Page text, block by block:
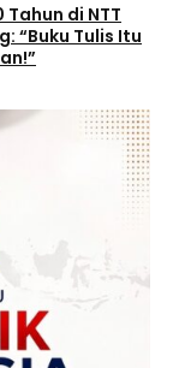
Tahun di NTT
“Buku Tulis Itu